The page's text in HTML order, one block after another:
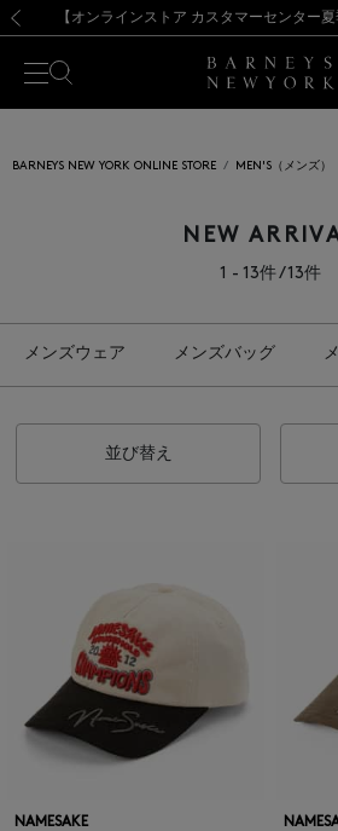
【夏季休業に伴う出荷一時停止のお
熊本県を中心とした地震の影響によるお
【開催中】SUMMER SALEのご案
【夏季休業に伴う出荷一時停止のお
BARNEYS NEW YORK ONLINE STORE MEN'S（メンズ）
NEW
1 - 13件 / 13件
メンズウェア メンズバッグ
並び替え
NAMESAKE